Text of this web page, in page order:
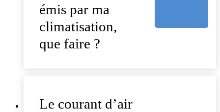
émis par ma
climatisation,
que faire ?
Le courant d’air